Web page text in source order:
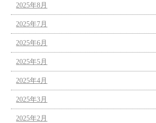
2025年8月
2025年7月
2025年6月
2025年5月
2025年4月
2025年3月
2025年2月